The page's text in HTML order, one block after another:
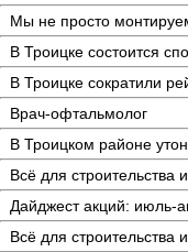
Мы не просто
В Троицке состоится
В Троицке сократили
Врач-офтальмолог
В Троицком районе
Всё для строительства
Дайджест акций: июль-
Всё для строительства